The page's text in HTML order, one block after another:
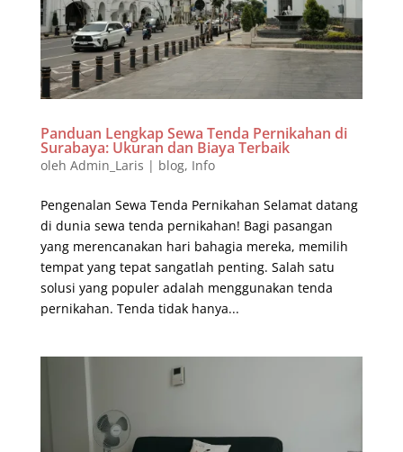
Panduan Lengkap Sewa Tenda Pernikahan di
Surabaya: Ukuran dan Biaya Terbaik
oleh Admin_Laris | blog, Info
Pengenalan Sewa Tenda Pernikahan Selamat datang
di dunia sewa tenda pernikahan! Bagi pasangan
yang merencanakan hari bahagia mereka, memilih
tempat yang tepat sangatlah penting. Salah satu
solusi yang populer adalah menggunakan tenda
pernikahan. Tenda tidak hanya...